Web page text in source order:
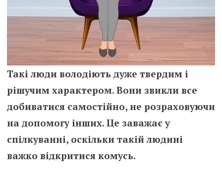
Такі люди володіють дуже твердим і
рішучим характером. Вони звикли все
добиватися самостійно, не розраховуючи
на допомогу інших. Це заважає у
спілкуванні, оскільки такій людині
важко відкритися комусь.